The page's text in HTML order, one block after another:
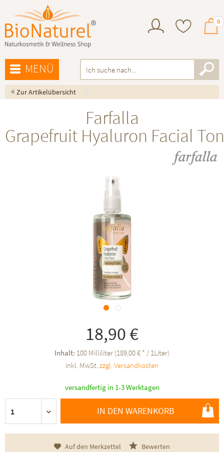
0
MENÜ
« Zur Artikelübersicht
Farfalla
Grapefruit Hyaluron Facial
18,90 €
Inhalt: 100 Milliliter (189,00 € * / 1Liter)
inkl. MwSt.zzgl. Versandkosten
versandfertig in 1-3 Werktagen
IN DEN WARENKORB
Auf den Merkzettel Bewerten